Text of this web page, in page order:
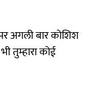
अगली बार कोशिश
तुम्हारा कोई